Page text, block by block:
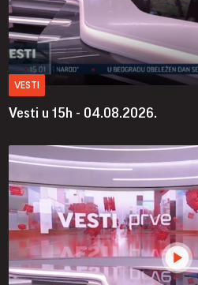
VESTI
Vesti u 15h - 04.08.2026.